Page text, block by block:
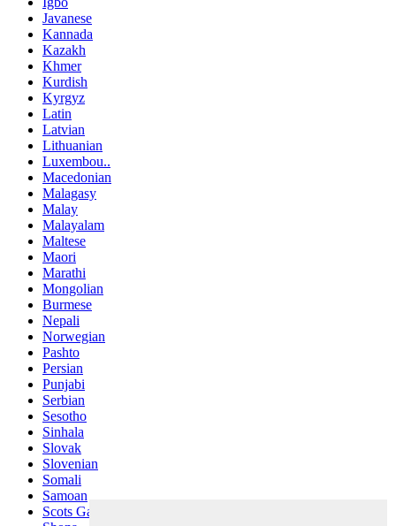
Javanese
Kannada
Kazakh
Khmer
Kurdish
Kyrgyz
Latin
Latvian
Lithuanian
Luxembou..
Macedonian
Malagasy
Malay
Malayalam
Maltese
Maori
Marathi
Mongolian
Burmese
Nepali
Norwegian
Pashto
Persian
Punjabi
Serbian
Sesotho
Sinhala
Slovak
Slovenian
Somali
Samoan
Scots Gaelic